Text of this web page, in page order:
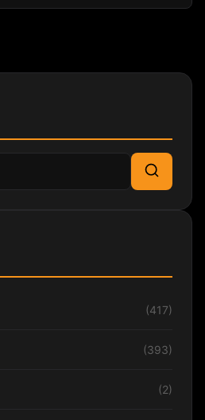
Cerca
(417)
(393)
(2)